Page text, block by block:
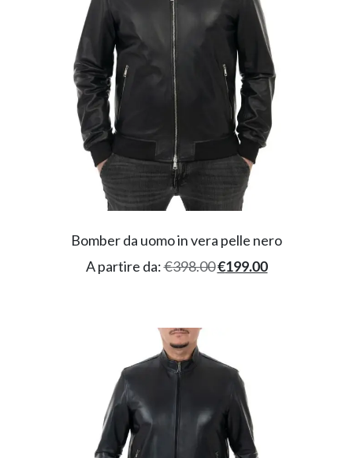
Bomber da uomo in vera pelle nero
A partire da:€398.00€199.00